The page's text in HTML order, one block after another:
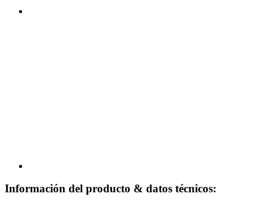
Información del producto & datos técnicos: